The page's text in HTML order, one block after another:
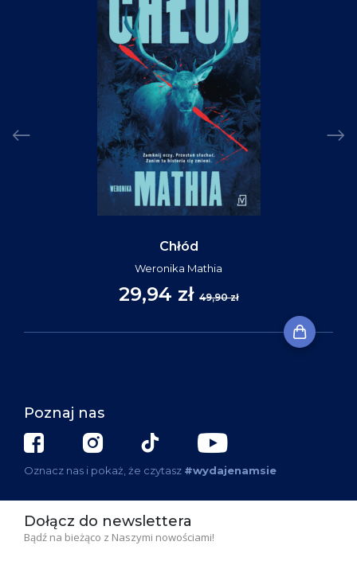
Chłód
Weronika Mathia
29,94 zł 49,90 zł
Poznaj nas
Oznacz nas i pokaż, że czytasz #wydajenamsie
Dołącz do newslettera
Bądź na bieżąco z Naszymi nowościami!